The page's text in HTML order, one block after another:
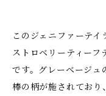
このジェニファーテ
ストロベリーティーフ
です。グレーベージュ
棒の柄が施されており